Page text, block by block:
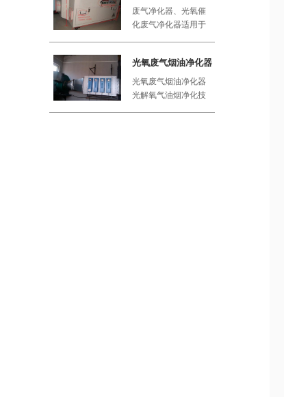
废气净化器、光氧催
化废气净化器适用于
光氧废气烟油净化器
光氧废气烟油净化器
光解氧气油烟净化技